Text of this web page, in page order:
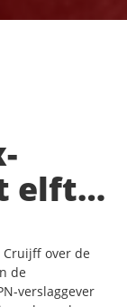
elftal
over de
de
verslaggever